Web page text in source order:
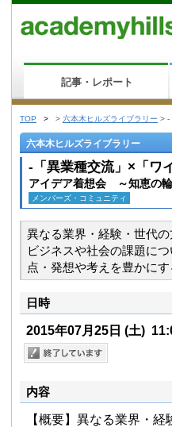
記事・レポート
TOP > > 六本木ヒルズライブラリー > -
六本木ヒルズライブラリー
-「異業種交流」×「ワ
アイデア着想会 ～知恵の
メンバーズ・コミュニティ
異なる業界・経験・世代
ビジネスや社会の課題に
点・発想や考えを豊かに
日時
2015年07月25日 (土)
内容
【概要】異なる業界・経